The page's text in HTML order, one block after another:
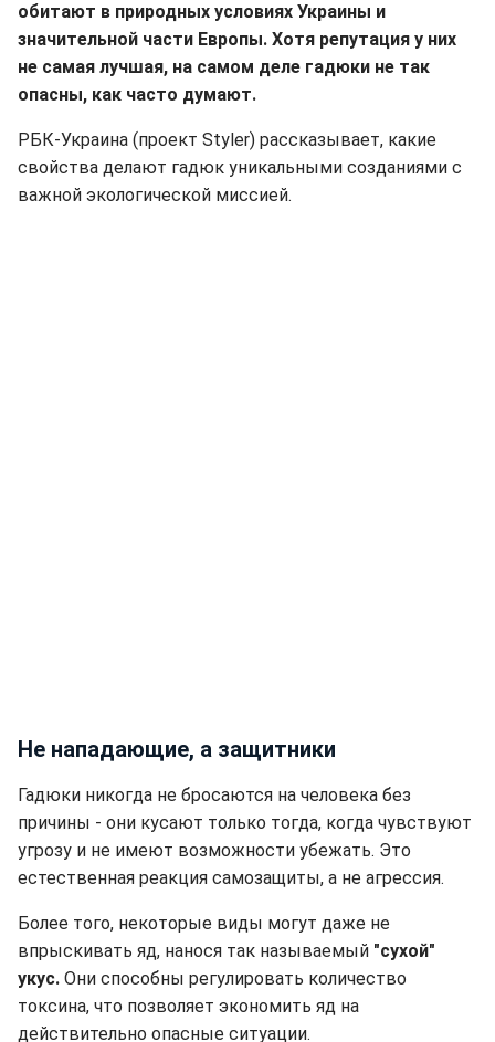
обитают в природных условиях Украины и
значительной части Европы. Хотя репутация у них
не самая лучшая, на самом деле гадюки не так
опасны, как часто думают.
РБК-Украина (проект Styler) рассказывает, какие
свойства делают гадюк уникальными созданиями с
важной экологической миссией.
Не нападающие, а защитники
Гадюки никогда не бросаются на человека без
причины - они кусают только тогда, когда чувствуют
угрозу и не имеют возможности убежать. Это
естественная реакция самозащиты, а не агрессия.
Более того, некоторые виды могут даже не
впрыскивать яд, нанося так называемый "сухой"
укус. Они способны регулировать количество
токсина, что позволяет экономить яд на
действительно опасные ситуации.